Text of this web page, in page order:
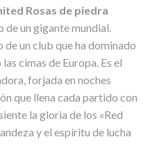
Rosas de piedra
de un gigante mundial.
un club que ha dominado
cimas de Europa. Es el
forjada en noches
que llena cada partido con
la gloria de los «Red
y el espíritu de lucha